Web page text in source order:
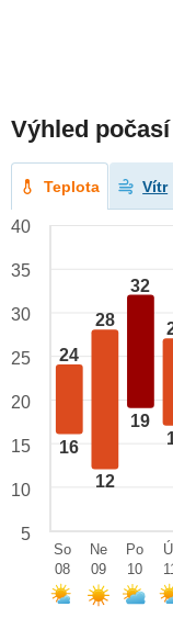
Výhled počasí
Teplota Vítr
24
16
28
12
32
19
40
35
30
25
20
15
10
5
So
08
Ne
09
Po
10